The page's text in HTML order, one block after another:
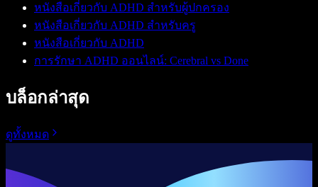
หนังสือเกี่ยวกับ ADHD สำหรับผู้ปกครอง
หนังสือเกี่ยวกับ ADHD สำหรับครู
หนังสือเกี่ยวกับ ADHD
การรักษา ADHD ออนไลน์: Cerebral vs Done
บล็อกล่าสุด
ดูทั้งหมด